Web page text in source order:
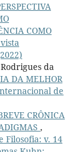
COMO
da
DA MELHOR
de
CRÔNICA
,
Filosofia: v. 14